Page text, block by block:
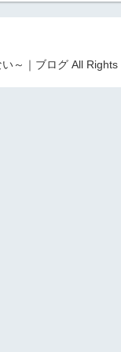
～｜ブログ All Rights